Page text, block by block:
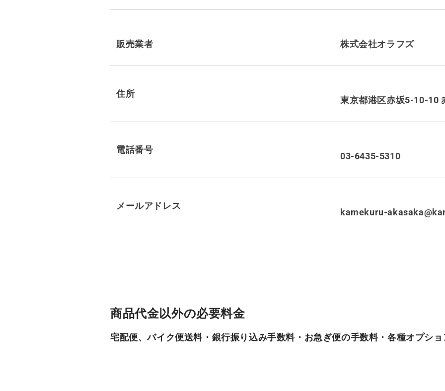
販売業者 株式会社オラフズ
住所
東京都港区赤坂5-10-10
電話番号
03-6435-5310
メールアドレス
kamekuru-
商品代金以外の必要料金
宅配便、バイク便送料・銀行振り込み手数料・お急ぎ便の手数料・各種オプショ